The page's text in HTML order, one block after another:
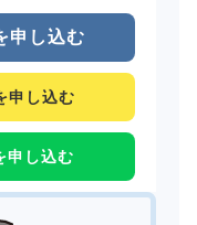
申し込む
申し込む
申し込む